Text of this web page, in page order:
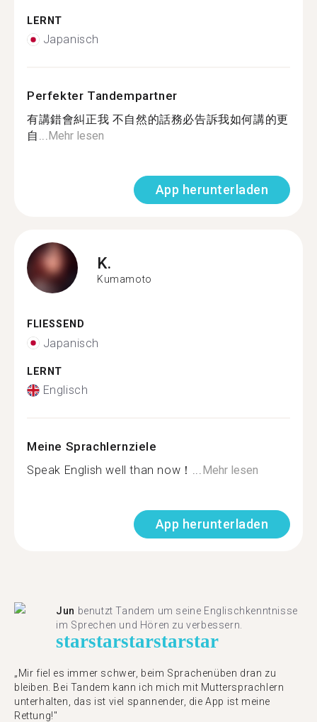
LERNT
Japanisch
Perfekter Tandempartner
有講錯會糾正我 不自然的話務必告訴我如何講的更
自...Mehr lesen
App herunterladen
K.
Kumamoto
FLIESSEND
Japanisch
LERNT
Englisch
Meine Sprachlernziele
Speak English well than now！...Mehr lesen
App herunterladen
Jun benutzt Tandem um seine Englischkenntnisse
im Sprechen und Hören zu verbessern.
starstarstarstarstar
„Mir fiel es immer schwer, beim Sprachenüben dran zu
bleiben. Bei Tandem kann ich mich mit Muttersprachlern
unterhalten, das ist viel spannender, die App ist meine
Rettung!"